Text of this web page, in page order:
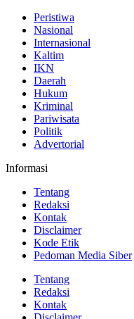
Peristiwa
Nasional
Internasional
Kaltim
IKN
Daerah
Hukum
Kriminal
Pariwisata
Politik
Advertorial
Informasi
Tentang
Redaksi
Kontak
Disclaimer
Kode Etik
Pedoman Media Siber
Tentang
Redaksi
Kontak